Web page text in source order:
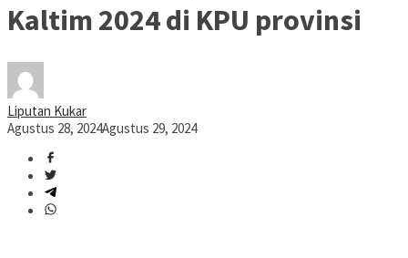
Kaltim 2024 di KPU provinsi
Liputan Kukar
Agustus 28, 2024Agustus 29, 2024